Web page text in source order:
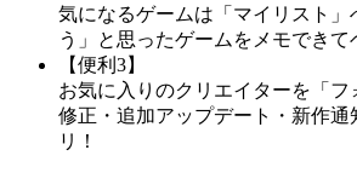
気になるゲームは「マイリスト」
う」と思ったゲームをメモできて
【便利3】
お気に入りのクリエイターを「
修正・追加アップデート・新作通
リ！